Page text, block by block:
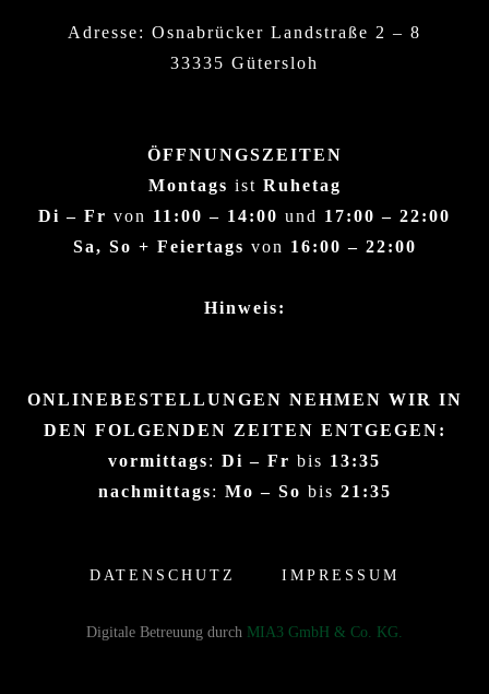
Adresse: Osnabrücker Landstraße 2 – 8
33335 Gütersloh
ÖFFNUNGSZEITEN
Montags ist Ruhetag
Di – Fr von 11:00 – 14:00 und 17:00 – 22:00
Sa, So + Feiertags von 16:00 – 22:00
Hinweis:
ONLINEBESTELLUNGEN NEHMEN WIR IN
DEN FOLGENDEN ZEITEN ENTGEGEN:
vormittags: Di – Fr bis 13:35
nachmittags: Mo – So bis 21:35
DATENSCHUTZ IMPRESSUM
Digitale Betreuung durch MIA3 GmbH & Co. KG.